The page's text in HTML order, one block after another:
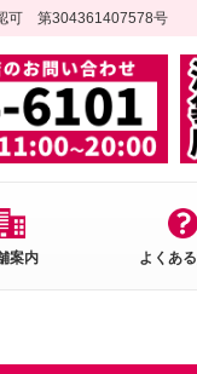
可 第304361407578号
案内 よくあ